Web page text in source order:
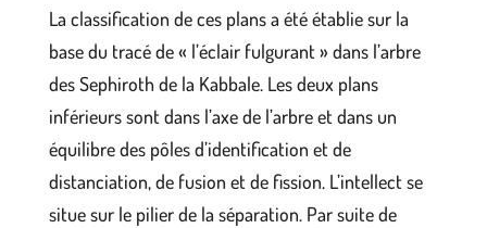
La classification de ces plans a été établie sur la
base du tracé de « l’éclair fulgurant » dans l’arbre
des Sephiroth de la Kabbale. Les deux plans
inférieurs sont dans l’axe de l’arbre et dans un
équilibre des pôles d’identification et de
distanciation, de fusion et de fission. L’intellect se
situe sur le pilier de la séparation. Par suite de